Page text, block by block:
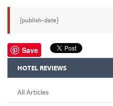
{publish-date}
Save
HOTEL REVIEWS
All Articles